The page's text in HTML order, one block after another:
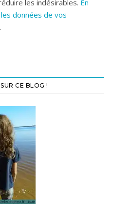
les indésirables. En
données de vos
.
CE BLOG !